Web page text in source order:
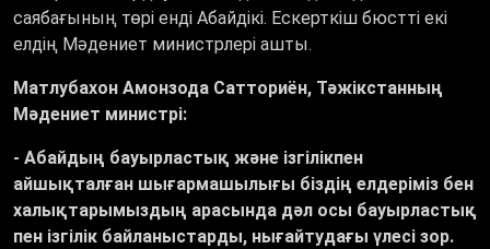
саябағының төрі енді Абайдікі. Ескерткіш бюстті екі
елдің Мәдениет министрлері ашты.
Матлубахон Амонзода Сатториён, Тәжікстанның
Мәдениет министрі:
- Абайдың бауырластық және ізгілікпен
айшықталған шығармашылығы біздің елдеріміз бен
халықтарымыздың арасында дәл осы бауырластық
пен ізгілік байланыстарды, нығайтудағы үлесі зор.